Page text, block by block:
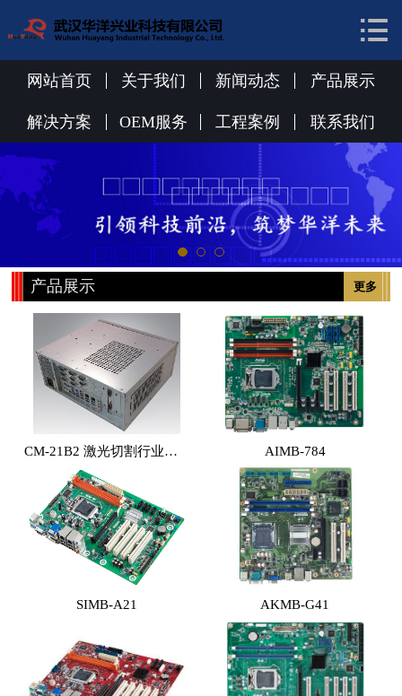
关于我们
新闻动态
解决方案
OEM服务
工程案例
联系我们

网站首页 关于我们 新闻动态 产品展示
解决方案 OEM服务 工程案例 联系我们
更多
产品展示
CM-21B2 激光切割行业专用工控机 （体积小，性能高，价格实惠） AIMB-784
SIMB-A21 AKMB-G41